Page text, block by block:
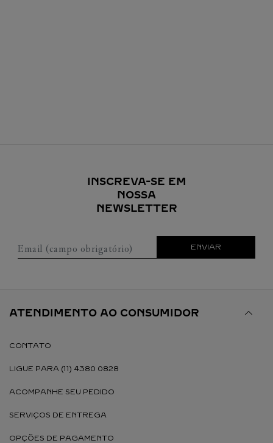
INSCREVA-SE EM
NOSSA
NEWSLETTER
Email (campo obrigatório) ENVIAR
ATENDIMENTO AO CONSUMIDOR
CONTATO
LIGUE PARA (11) 4380 0828
ACOMPANHE SEU PEDIDO
SERVIÇOS DE ENTREGA
OPÇÕES DE PAGAMENTO